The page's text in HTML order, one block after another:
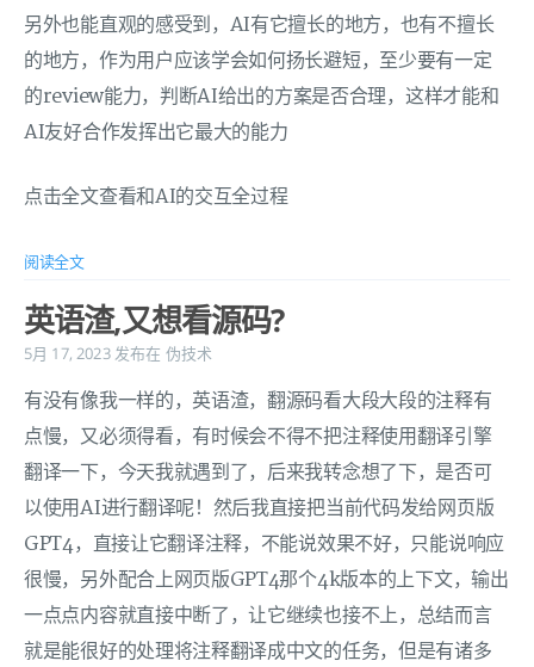
另外也能直观的感受到，AI有它擅长的地方，也有不擅长
的地方，作为用户应该学会如何扬长避短，至少要有一定
的review能力，判断AI给出的方案是否合理，这样才能和
AI友好合作发挥出它最大的能力
点击全文查看和AI的交互全过程
阅读全文
英语渣,又想看源码?
5月 17, 2023 发布在 伪技术
有没有像我一样的，英语渣，翻源码看大段大段的注释有
点慢，又必须得看，有时候会不得不把注释使用翻译引擎
翻译一下，今天我就遇到了，后来我转念想了下，是否可
以使用AI进行翻译呢！然后我直接把当前代码发给网页版
GPT4，直接让它翻译注释，不能说效果不好，只能说响应
很慢，另外配合上网页版GPT4那个4k版本的上下文，输出
一点点内容就直接中断了，让它继续也接不上，总结而言
就是能很好的处理将注释翻译成中文的任务，但是有诸多